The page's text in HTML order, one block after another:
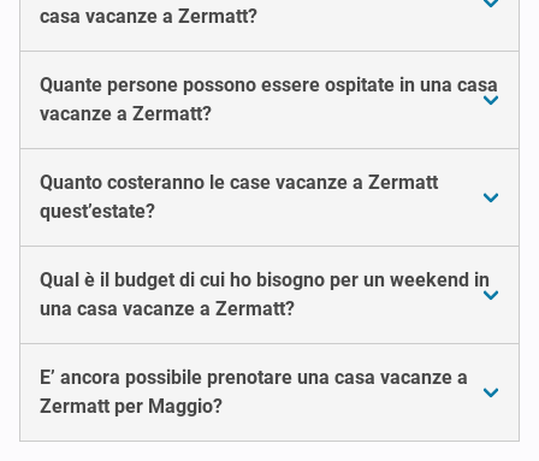
casa vacanze a Zermatt?
Quante persone possono essere ospitate in una casa
vacanze a Zermatt?
Quanto costeranno le case vacanze a Zermatt
quest’estate?
Qual è il budget di cui ho bisogno per un weekend in
una casa vacanze a Zermatt?
E’ ancora possibile prenotare una casa vacanze a
Zermatt per Maggio?